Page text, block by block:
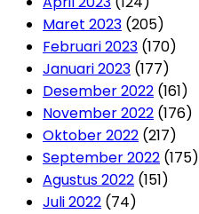
Maret 2023 (205)
Februari 2023 (170)
Januari 2023 (177)
Desember 2022 (161)
November 2022 (176)
Oktober 2022 (217)
September 2022 (175)
Agustus 2022 (151)
Juli 2022 (74)